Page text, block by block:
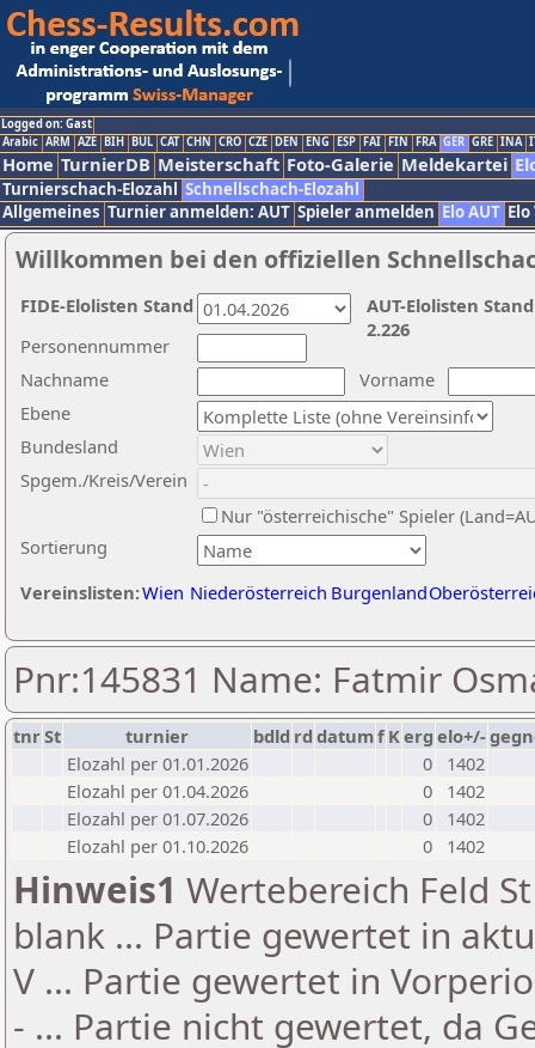
Logged on: Gast
Arabic ARM AZE BIH BUL CAT CHN CRO CZE DEN ENG ESP FAI FIN FRA GER GRE INA
Home TurnierDB Meisterschaft Foto-Galerie Meldekartei
Turnierschach-Elozahl Schnellschach-Elozahl
Allgemeines Turnier anmelden: AUT Spieler anmelden Elo AUT
Willkommen bei den offiziellen
Nachname
Vorname
Ebene
Sortierung
Personennummer
Bundesland
Spgem./Kreis/Verein
Nur "österreichische" Spieler
Vereinslisten:Wien Niederösterreich Burgenland
AUT-Elolisten
2.226
FIDE-Elolisten Stand
Pnr:145831 Name: Fatmir
tnrSt turnier bdld rd datumf Kerg elo+/-
Elozahl per 01.01.2026
0
1402
Elozahl per 01.04.2026
0
1402
Elozahl per 01.07.2026
0
1402
Elozahl per 01.10.2026
0 1402
Hinweis1 Wertebereich Feld
blank ... Partie gewertet in
V ... Partie gewertet in
- ... Partie nicht gewertet, da